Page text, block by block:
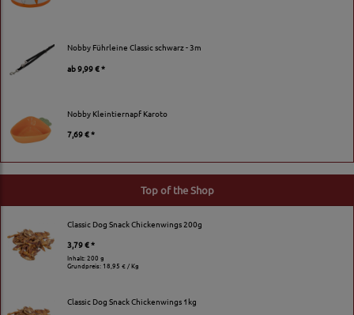
Nobby Führleine Classic schwarz - 3m
ab9,99 € *
Nobby Kleintiernapf Karoto
7,69 € *
Top of the Shop
Classic Dog Snack Chickenwings 200g
3,79 € *
Inhalt: 200 g
Grundpreis: 18,95 € / Kg
Classic Dog Snack Chickenwings 1kg